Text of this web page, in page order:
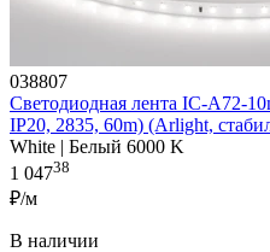
038807
Светодиодная лента IC-A72-
IP20, 2835, 60m) (Arlight,
White | Белый 6000 K
1 04738
₽/м
В наличии